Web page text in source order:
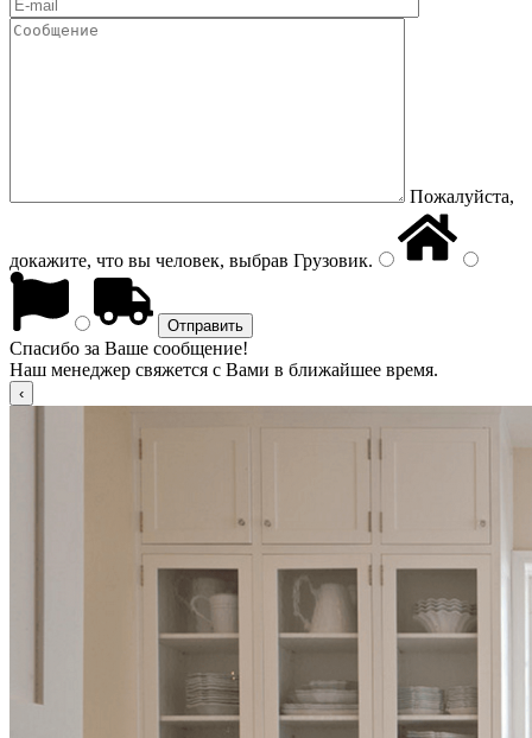
Пожалуйста,
докажите, что вы человек, выбрав Грузовик.
Спасибо за Ваше сообщение!
Наш менеджер свяжется с Вами в ближайшее время.